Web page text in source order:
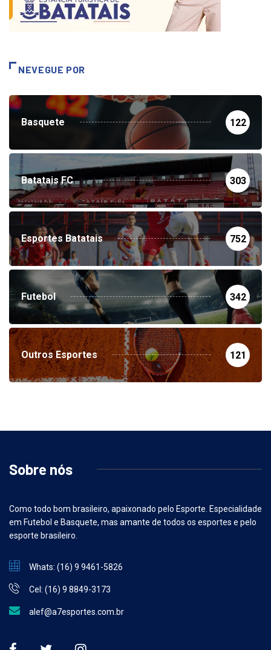
NEVEGUE POR
Basquete 122
Batatais FC 303
Esportes Batatais 752
Futebol 342
Outros Esportes 121
Sobre nós
Como todo bom brasileiro, apaixonado pelo Esporte. Especialidade
em Futebol e Basquete, mas amante de todos os esportes e pelo
esporte brasileiro.
Whats: (16) 9 9461-5826
Cel: (16) 9 8849-3173
alef@a7esportes.com.br